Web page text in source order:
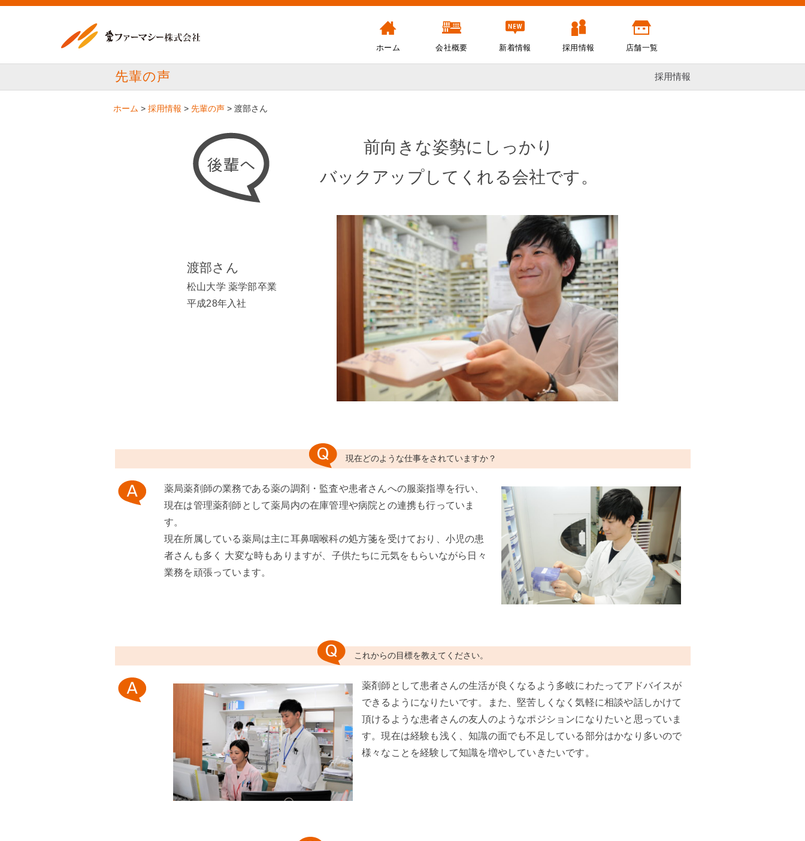
ホーム 会社概要 新着情報 採用情報 店舗一覧
先輩の声 採用情報
ホーム > 採用情報 > 先輩の声 > 渡部さん
前向きな姿勢にしっかり
バックアップしてくれる会社です。
渡部さん
松山大学 薬学部卒業
平成28年入社
現在どのような仕事をされていますか？
薬局薬剤師の業務である薬の調剤・監査や患者さんへの服薬指導を行い、
現在は管理薬剤師として薬局内の在庫管理や病院との連携も行っていま
す。
現在所属している薬局は主に耳鼻咽喉科の処方箋を受けており、小児の患
者さんも多く 大変な時もありますが、子供たちに元気をもらいながら日々
業務を頑張っています。
これからの目標を教えてください。
薬剤師として患者さんの生活が良くなるよう多岐にわたってアドバイスが
できるようになりたいです。また、堅苦しくなく気軽に相談や話しかけて
頂けるような患者さんの友人のようなポジションになりたいと思っていま
す。現在は経験も浅く、知識の面でも不足している部分はかなり多いので
様々なことを経験して知識を増やしていきたいです。